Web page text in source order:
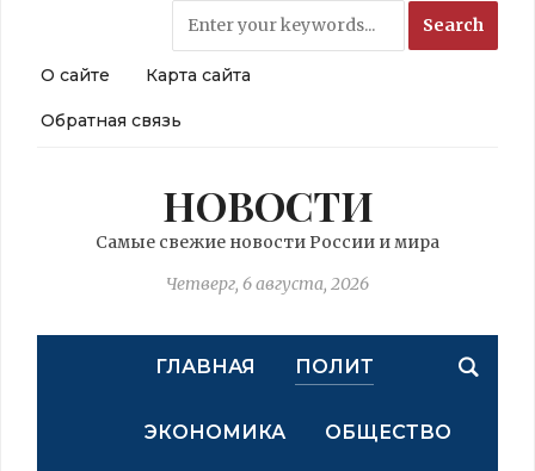
О сайте Карта сайта
Обратная связь
НОВОСТИ
Самые свежие новости России и мира
Четверг, 6 августа, 2026
ГЛАВНАЯ ПОЛИТ
ЭКОНОМИКА ОБЩЕСТВО